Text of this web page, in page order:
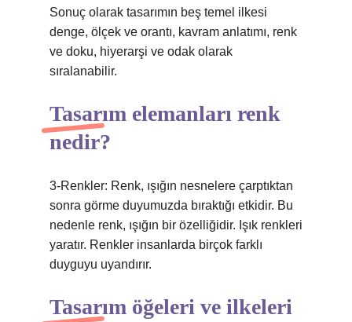
Sonuç olarak tasarımın beş temel ilkesi
denge, ölçek ve orantı, kavram anlatımı, renk
ve doku, hiyerarşi ve odak olarak
sıralanabilir.
Tasarım elemanları renk
nedir?
3-Renkler: Renk, ışığın nesnelere çarptıktan
sonra görme duyumuzda bıraktığı etkidir. Bu
nedenle renk, ışığın bir özelliğidir. Işık renkleri
yaratır. Renkler insanlarda birçok farklı
duyguyu uyandırır.
Tasarım öğeleri ve ilkeleri